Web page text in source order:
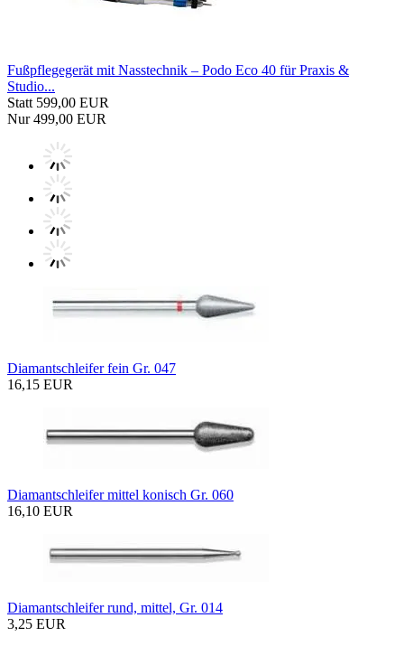
Fußpflegegerät mit Nasstechnik – Podo Eco 40 für Praxis &
Studio...
Statt 599,00 EUR
Nur 499,00 EUR
Diamantschleifer fein Gr. 047
16,15 EUR
Diamantschleifer mittel konisch Gr. 060
16,10 EUR
Diamantschleifer rund, mittel, Gr. 014
3,25 EUR